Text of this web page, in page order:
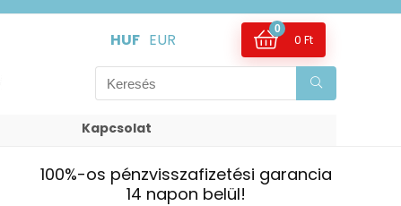
HUF EUR
0
0 Ft
Kapcsolat
100%-os pénzvisszafizetési garancia
14 napon belül!